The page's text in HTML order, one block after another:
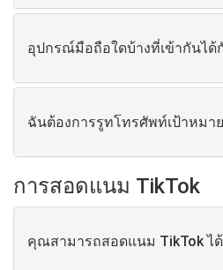
อุปกรณ์มือถือใดบ้างที่เข้ากันได้
ฉันต้องการรูทโทรศัพท์เป้าหมา
การสอดแนม TikTok
คุณสามารถสอดแนม TikTok ไ